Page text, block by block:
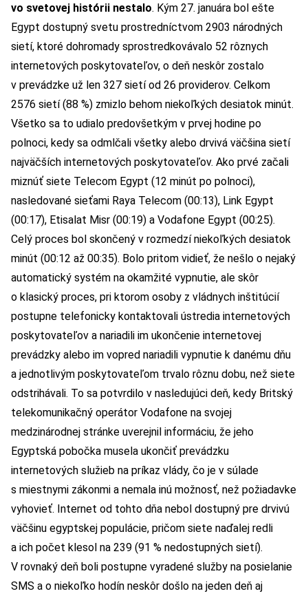
vo svetovej histórii nestalo. Kým 27. januára bol ešte
Egypt dostupný svetu prostredníctvom 2903 národných
sietí, ktoré dohromady sprostredkovávalo 52 rôznych
internetových poskytovateľov, o deň neskôr zostalo
v prevádzke už len 327 sietí od 26 providerov. Celkom
2576 sietí (88 %) zmizlo behom niekoľkých desiatok minút.
Všetko sa to udialo predovšetkým v prvej hodine po
polnoci, kedy sa odmlčali všetky alebo drvivá väčšina sietí
najväčších internetových poskytovateľov. Ako prvé začali
miznúť siete Telecom Egypt (12 minút po polnoci),
nasledované sieťami Raya Telecom (00:13), Link Egypt
(00:17), Etisalat Misr (00:19) a Vodafone Egypt (00:25).
Celý proces bol skončený v rozmedzí niekoľkých desiatok
minút (00:12 až 00:35). Bolo pritom vidieť, že nešlo o nejaký
automatický systém na okamžité vypnutie, ale skôr
o klasický proces, pri ktorom osoby z vládnych inštitúcií
postupne telefonicky kontaktovali ústredia internetových
poskytovateľov a nariadili im ukončenie internetovej
prevádzky alebo im vopred nariadili vypnutie k danému dňu
a jednotlivým poskytovateľom trvalo rôznu dobu, než siete
odstrihávali. To sa potvrdilo v nasledujúci deň, kedy Britský
telekomunikačný operátor Vodafone na svojej
medzinárodnej stránke uverejnil informáciu, že jeho
Egyptská pobočka musela ukončiť prevádzku
internetových služieb na príkaz vlády, čo je v súlade
s miestnymi zákonmi a nemala inú možnosť, než požiadavke
vyhovieť. Internet od tohto dňa nebol dostupný pre drvivú
väčšinu egyptskej populácie, pričom siete naďalej redli
a ich počet klesol na 239 (91 % nedostupných sietí).
V rovnaký deň boli postupne vyradené služby na posielanie
SMS a o niekoľko hodín neskôr došlo na jeden deň aj